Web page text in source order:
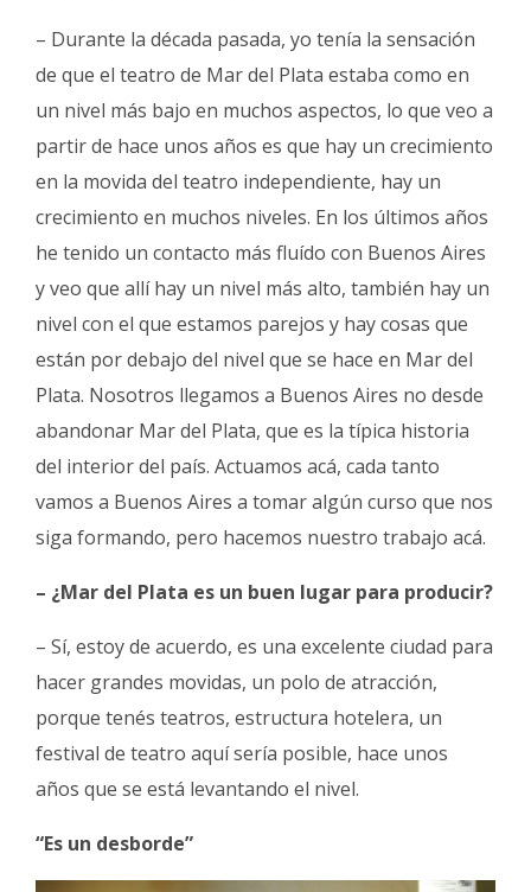
– Durante la década pasada, yo tenía la sensación
de que el teatro de Mar del Plata estaba como en
un nivel más bajo en muchos aspectos, lo que veo a
partir de hace unos años es que hay un crecimiento
en la movida del teatro independiente, hay un
crecimiento en muchos niveles. En los últimos años
he tenido un contacto más fluído con Buenos Aires
y veo que allí hay un nivel más alto, también hay un
nivel con el que estamos parejos y hay cosas que
están por debajo del nivel que se hace en Mar del
Plata. Nosotros llegamos a Buenos Aires no desde
abandonar Mar del Plata, que es la típica historia
del interior del país. Actuamos acá, cada tanto
vamos a Buenos Aires a tomar algún curso que nos
siga formando, pero hacemos nuestro trabajo acá.
– ¿Mar del Plata es un buen lugar para producir?
– Sí, estoy de acuerdo, es una excelente ciudad para
hacer grandes movidas, un polo de atracción,
porque tenés teatros, estructura hotelera, un
festival de teatro aquí sería posible, hace unos
años que se está levantando el nivel.
“Es un desborde”